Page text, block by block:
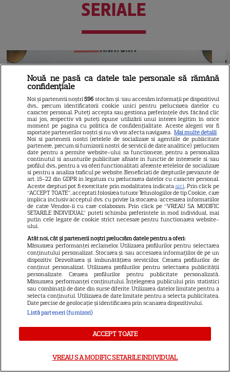
SERIALE
21
SERIALE AMERICANE
Sandra Oh dezvăluie de ce a
plecat din „Anatomia lui Grey”.
Discuția cu Shonda Rhimes
Nouă ne pasă ca datele tale personale să rămână
confidențiale
Noi și partenerii noștri596 stocăm și/sau accesăm informații pe dispozitivul
dvs., precum identificatorii cookie unici pentru prelucrarea datelor cu
caracter personal. Puteți accepta sau gestiona preferințele dvs. făcând clic
mai jos, respectiv vă puteți opune utilizării unui interes legitim în orice
moment pe pagina cu politica de confidențialitate. Aceste alegeri vor fi
raportate partenerilor noștri și nu vă vor afecta navigarea. Mai multe detalii
Noi si partenerii nostri (retelele de socializare si agentiile de publicitate
partenere, precum si furnizorii nostri de servicii de date analitice) prelucram
date pentru a permite website-ului sa functioneze, pentru a personaliza
continutul si anunturile publicitare afisate in functie de interesele si/sau
profilul dvs., pentru a va oferi functionalitati aferente retelelor de socializare
si pentru a analiza traficul pe website. Beneficiati de drepturile prevazute de
art. 15-22 din GDPR in legatura cu prelucrarea datelor cu caracter personal.
Aceste drepturi pot fi exercitate prin modalitatea indicataaici. Prin click pe
“ACCEPT TOATE”, acceptati folosirea tuturor Tehnologiilor de tip Cookie, care
implica inclusiv acceptul dvs. cu privire la stocarea/accesarea informatiilor
de catre Vendor-ii cu care colaboram. Prin click pe “VREAU SA MODIFIC
SETARILE INDIVIDUAL” puteti schimba preferintele in mod individual, mai
putin cele legate de cookie strict necesare pentru functionarea website-
ului.
Atât noi, cât și partenerii noștri prelucrăm datele pentru a oferi:
Măsurarea performanței reclamelor. Utilizarea profilurilor pentru selectarea
conținutului personalizat. Stocarea și/sau accesarea informațiilor de pe un
dispozitiv. Dezvoltarea și îmbunătățirea serviciilor. Crearea profilurilor de
conținut personalizat. Utilizarea profilurilor pentru selectarea publicității
personalizate. Crearea profilurilor pentru publicitate personalizată.
Măsurarea performanței conținutului. Înțelegerea publicului prin statistici
sau combinații de date din surse diferite. Utilizarea datelor limitate pentru a
selecta conținutul. Utilizarea de date limitate pentru a selecta publicitatea.
Date precise de geolocație și identificarea prin scanarea dispozitivului.
Listă parteneri (furnizori)
ACCEPT TOATE
VREAU SA MODIFIC SETARILE INDIVIDUAL